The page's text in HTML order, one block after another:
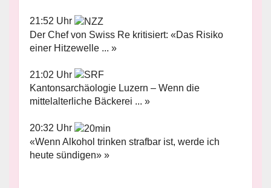
21:52 Uhr
Der Chef von Swiss Re kritisiert: «Das Risiko
einer Hitzewelle ... »
21:02 Uhr
Kantonsarchäologie Luzern – Wenn die
mittelalterliche Bäckerei ... »
20:32 Uhr
«Wenn Alkohol trinken strafbar ist, werde ich
heute sündigen» »